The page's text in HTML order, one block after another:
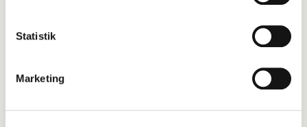
Statistik
Marketing
Aktuelt
Farvel til verdens ældste hund